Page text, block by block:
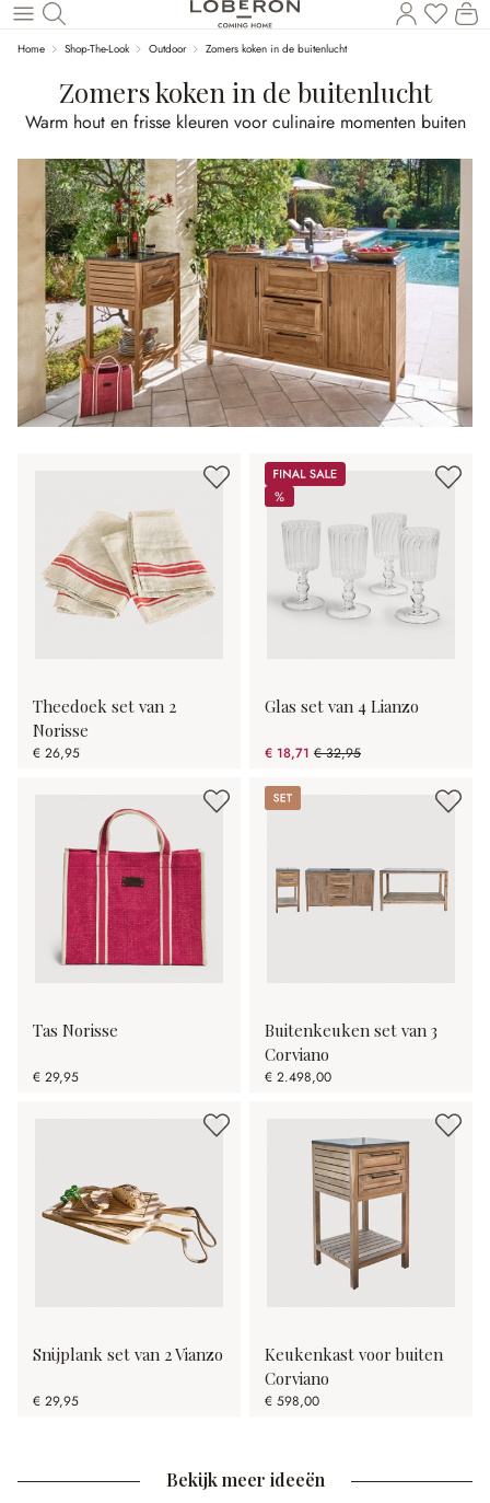
Naar de hoofdinhoud
U
Home Shop-The-Look Outdoor Zomers koken in de buitenlucht
Zomers koken in de buitenlucht
Warm hout en frisse kleuren voor culinaire momenten buiten
Theedoek set van 2
Norisse
€ 26,95
Sale
%
%
Glas set van 4 Lianzo
€ 18,71 € 32,95
(43.22% gespart)
Tas Norisse
€ 29,95
Set
Buitenkeuken set van 3
Corviano
€ 2.498,00
Snijplank set van 2 Vianzo
€ 29,95
Keukenkast voor buiten
Corviano
€ 598,00
Bekijk meer ideeën